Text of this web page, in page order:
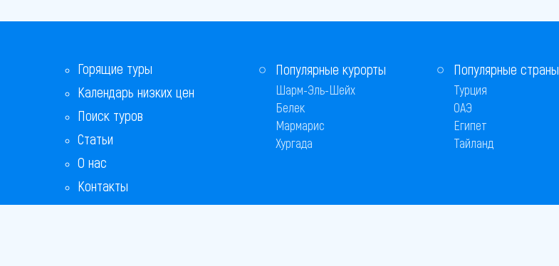
Горящие туры
Календарь низких цен
Поиск туров
Статьи
О нас
Контакты
Бонусная программа
Популярные курорты
Шарм-Эль-Шейх
Белек
Мармарис
Хургада
Популярные страны
Турция
ОАЭ
Египет
Тайланд